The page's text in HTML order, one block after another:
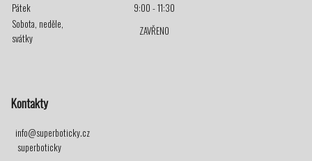
Pátek
9:00 - 11:30
Sobota, neděle,
svátky
ZAVŘENO
Kontakty
info@superboticky.cz
superboticky